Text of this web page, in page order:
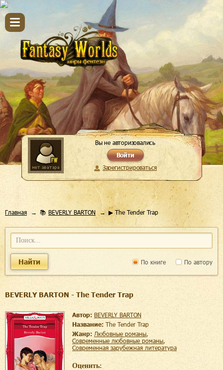
Вы не авторизовались
Войти
Зарегистрироваться
Главная 📚 BEVERLY BARTON ▶ The Tender Trap
По книге По автору
Найти
BEVERLY BARTON - The Tender Trap
Автор: BEVERLY BARTON
Название: The Tender Trap
Жанр:
любовные романы,
современные любовные романы,
современная зарубежная литература
Оценить: